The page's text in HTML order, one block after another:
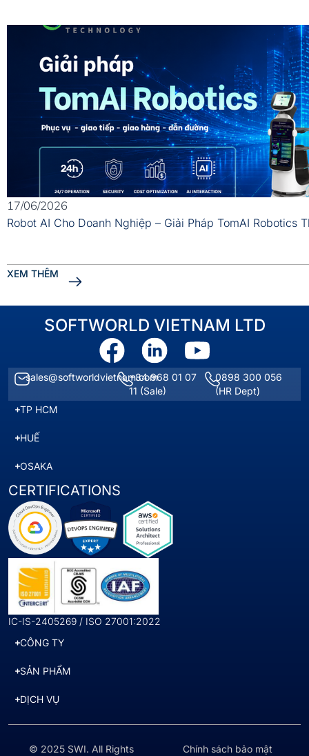
17/06/2026
Robot AI Cho Doanh Nghiệp – Giải Pháp TomAI Robotics
XEM THÊM
SOFTWORLD VIETNAM LTD
sales@softworldvietnam.com+84 968 01 07
11 (Sale)
0898 300 056
(HR Dept)
TP HCM
HUẾ
OSAKA
CERTIFICATIONS
IC-IS-2405269 / ISO 27001:2022
CÔNG TY
SẢN PHẨM
DỊCH VỤ
© 2025 SWI. All Rights
Chính sách bảo mật